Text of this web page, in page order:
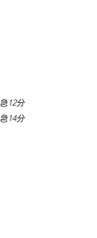
12分
14分